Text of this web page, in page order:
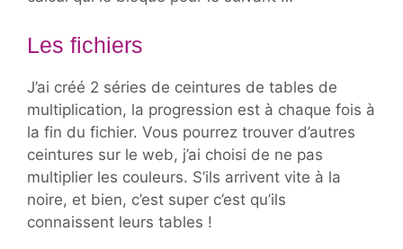
Les fichiers
J’ai créé 2 séries de ceintures de tables de
multiplication, la progression est à chaque fois à
la fin du fichier. Vous pourrez trouver d’autres
ceintures sur le web, j’ai choisi de ne pas
multiplier les couleurs. S’ils arrivent vite à la
noire, et bien, c’est super c’est qu’ils
connaissent leurs tables !